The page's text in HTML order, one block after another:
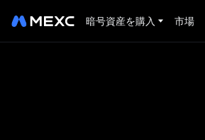
暗号資産を購入 市場